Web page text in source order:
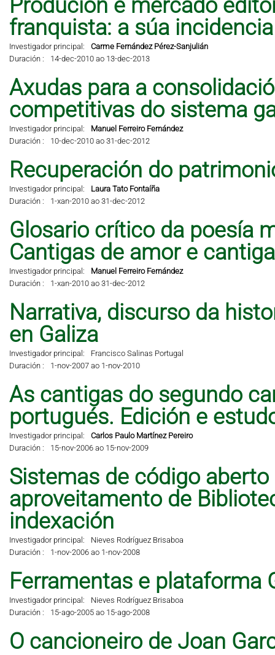
Produción e mercado
franquista: a súa
Investigador principal:
Carme Fernández Pérez-Sanjulián
Duración :
14-dec-2010 ao 13-dec-2013
Axudas para a
competitivas do sistema
Investigador principal:
Manuel Ferreiro Fernández
Duración :
10-dec-2010 ao 31-dec-2012
Recuperación do
Investigador principal:
Laura Tato Fontaíña
Duración :
1-xan-2010 ao 31-dec-2012
Glosario crítico da poesía
Cantigas de amor e
Investigador principal:
Manuel Ferreiro Fernández
Duración :
1-xan-2010 ao 31-dec-2012
Narrativa, discurso da
en Galiza
Investigador principal:
Francisco Salinas Portugal
Duración :
1-nov-2007 ao 1-nov-2010
As cantigas do segundo
portugués. Edición e
Investigador principal:
Carlos Paulo Martínez Pereiro
Duración :
15-nov-2006 ao 15-nov-2009
Sistemas de código
aproveitamento de
indexación
Investigador principal:
Nieves Rodríguez Brisaboa
Duración :
1-nov-2006 ao 1-nov-2008
Ferramentas e plataforma
Investigador principal:
Nieves Rodríguez Brisaboa
Duración :
15-ago-2005 ao 15-ago-2008
O cancioneiro de Joan